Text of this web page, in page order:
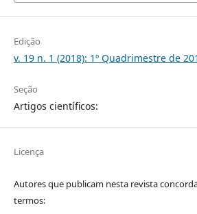
Edição
v. 19 n. 1 (2018): 1º Quadrimestre de
Seção
Artigos científicos:
Licença
Autores que publicam nesta revista
termos: